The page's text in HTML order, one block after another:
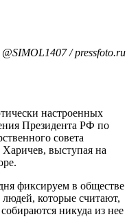
/ pressfoto.ru
настроенных
Президента РФ по
совета
выступая на
фиксируем в обществе
людей, которые считают,
никуда из нее